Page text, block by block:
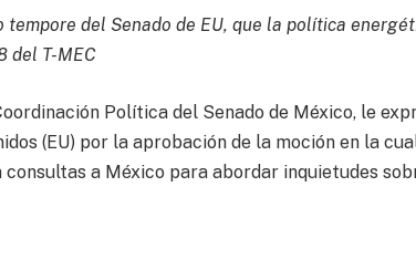
del Senado de EU, que la política
del T-MEC
Política del Senado de México, le
(EU) por la aprobación de la moción en la
a México para abordar inquietudes